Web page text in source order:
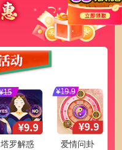
塔罗解惑 爱情问卦